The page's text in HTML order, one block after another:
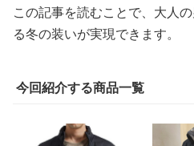
この記事を読むことで、大人
る冬の装いが実現できます。
今回紹介する商品一覧